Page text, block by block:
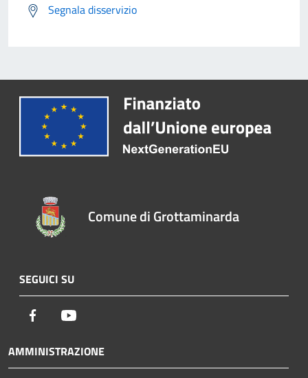
Segnala disservizio
Comune di Grottaminarda
SEGUICI SU
Facebook
AMMINISTRAZIONE